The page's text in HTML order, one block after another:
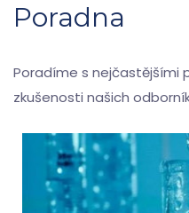
Poradna
Poradíme s nejčastějšími
zkušenosti našich